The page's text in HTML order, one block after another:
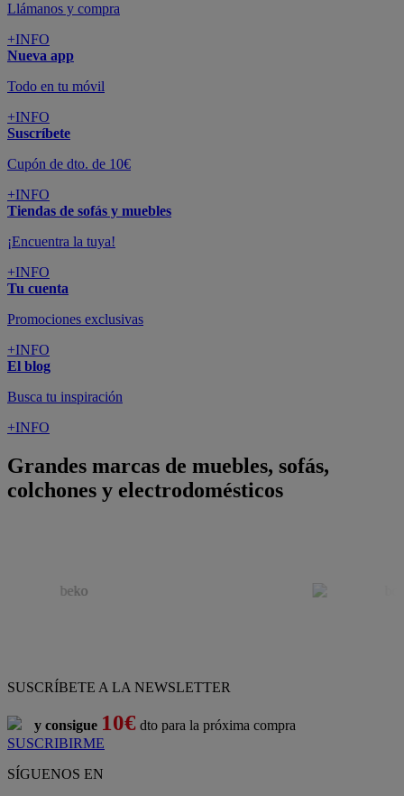
Llámanos y compra
+INFO
Nueva app
Todo en tu móvil
+INFO
Suscríbete
Cupón de dto. de 10€
+INFO
Tiendas de sofás y muebles
¡Encuentra la tuya!
+INFO
Tu cuenta
Promociones exclusivas
+INFO
El blog
Busca tu inspiración
+INFO
Grandes marcas de muebles, sofás,
colchones y electrodomésticos
SUSCRÍBETE A LA NEWSLETTER
y consigue 10€ dto para la próxima compra
SUSCRIBIRME
SÍGUENOS EN